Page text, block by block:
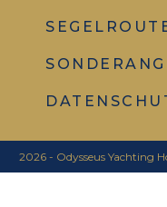
2026 - Odysseus Yachting